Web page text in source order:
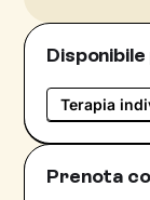
Terapia
Prenota